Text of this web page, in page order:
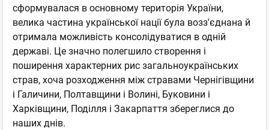
сформувалася в основному територія України,
велика частина української нації була возз'єднана й
отримала можливість консолідуватися в одній
державі. Це значно полегшило створення і
поширення характерних рис загальноукраїнських
страв, хоча розходження між стравами Чернігівщини
і Галичини, Полтавщини і Волині, Буковини і
Харківщини, Поділля і Закарпаття збереглися до
наших днів.